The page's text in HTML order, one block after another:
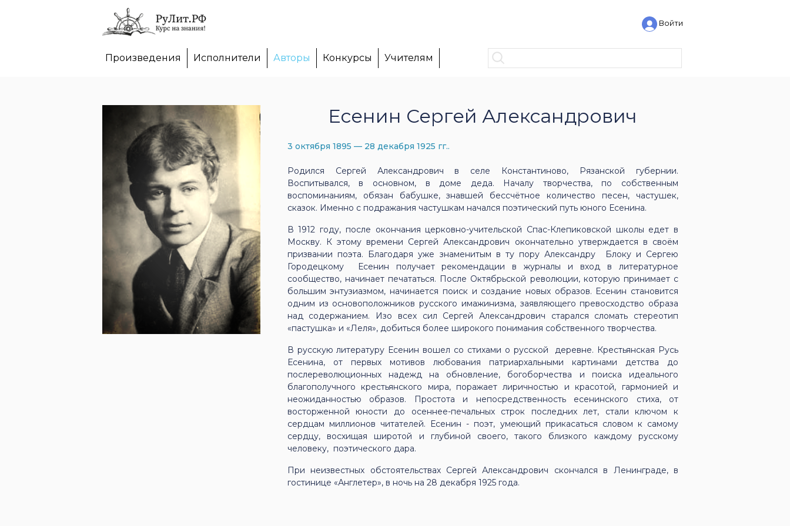
Войти
Произведения Исполнители Авторы Конкурсы Учителям
Есенин Сергей Александрович
3 октября 1895 — 28 декабря 1925 гг..
Родился Сергей Александрович в селе Константиново, Рязанской губернии.
Воспитывался, в основном, в доме деда. Началу творчества, по собственным
воспоминаниям, обязан бабушке, знавшей бессчётное количество песен, частушек,
сказок. Именно с подражания частушкам начался поэтический путь юного Есенина.
В 1912 году, после окончания церковно-учительской Спас-Клепиковской школы едет в
Москву. К этому времени Сергей Александрович окончательно утверждается в своём
призвании поэта. Благодаря уже знаменитым в ту пору Александру Блоку и Сергею
Городецкому Есенин получает рекомендации в журналы и вход в литературное
сообщество, начинает печататься. После Октябрьской революции, которую принимает с
большим энтузиазмом, начинается поиск и создание новых образов. Есенин становится
одним из основоположников русского имажинизма, заявляющего превосходство образа
над содержанием. Изо всех сил Сергей Александрович старался сломать стереотип
«пастушка» и «Леля», добиться более широкого понимания собственного творчества.
В русскую литературу Есенин вошел со стихами о русской деревне. Крестьянская Русь
Есенина, от первых мотивов любования патриархальными картинами детства до
послереволюционных надежд на обновление, богоборчества и поиска идеального
благополучного крестьянского мира, поражает лиричностью и красотой, гармонией и
неожиданностью образов. Простота и непосредственность есенинского стиха, от
восторженной юности до осеннее-печальных строк последних лет, стали ключом к
сердцам миллионов читателей. Есенин - поэт, умеющий прикасаться словом к самому
сердцу, восхищая широтой и глубиной своего, такого близкого каждому русскому
человеку, поэтического дара.
При неизвестных обстоятельствах Сергей Александрович скончался в Ленинграде, в
гостинице «Англетер», в ночь на 28 декабря 1925 года.